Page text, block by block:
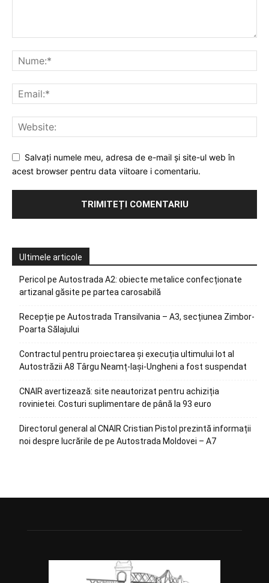
Salvați numele meu, adresa de e-mail și site-ul web în
acest browser pentru data viitoare i comentariu.
Ultimele articole
Pericol pe Autostrada A2: obiecte metalice confecționate
artizanal găsite pe partea carosabilă
Recepție pe Autostrada Transilvania – A3, secțiunea Zimbor-
Poarta Sălajului
Contractul pentru proiectarea și execuția ultimului lot al
Autostrăzii A8 Târgu Neamț-Iași-Ungheni a fost suspendat
CNAIR avertizează: site neautorizat pentru achiziția
rovinietei. Costuri suplimentare de până la 93 euro
Directorul general al CNAIR Cristian Pistol prezintă informații
noi despre lucrările de pe Autostrada Moldovei – A7